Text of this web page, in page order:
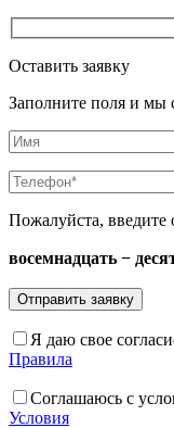
Оставить заявку
Заполните поля и мы
Пожалуйста, введите
восемнадцать −
Я даю свое
Правила
Соглашаюсь с
Условия